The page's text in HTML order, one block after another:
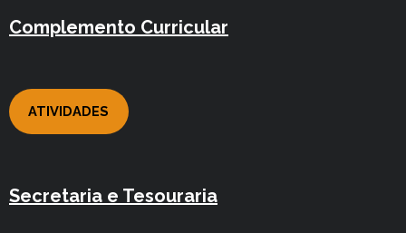
Complemento Curricular
ATIVIDADES
Secretaria e Tesouraria